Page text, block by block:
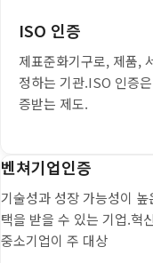
ISO 인증
제표준화기구로, 제품,
정하는 기관.ISO 인증
증받는 제도.
벤쳐기업인증
기술성과 성장 가능성이
택을 받을 수 있는 기업.혁
중소기업이 주 대상